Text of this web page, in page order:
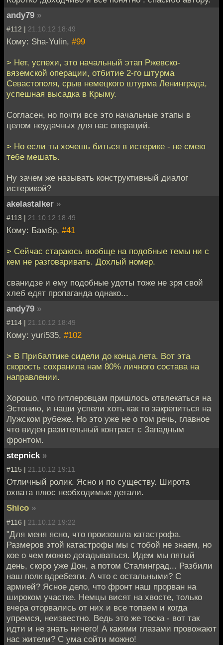
andy79 »
#112 | 21.10.12 18:49
Кому: Sha-Yulin, #99
> Нет, успехи, это начальный этап Ржевско-
вяземской операции, отбитие 2-го штурма
Севастополя, срыв немецкого штурма Ленинграда,
успешная высадка в Крыму.
Согласен, но почти все это начальные этапы в
целом неудачных для нас операций.
> Но если ты хочешь биться в истерике - не смею
тебе мешать.
Ну зачем же называть конструктивный диалог
истерикой?
akelastalker »
#113 | 21.10.12 18:49
Кому: Бамбр, #41
> Сейчас стараюсь вообще на подобные темы ни с
кем не разговаривать. Дохлый номер.
сванидзе и ему подобные удоты тоже не зря свой
хлеб едят пропаганда однако...
andy79 »
#114 | 21.10.12 18:49
Кому: yuri535, #102
> В Прибалтике сидели до конца лета. Вот эта
скорость сохранила нам 80% личного состава на
направлении.
Хорошо, что гитлеровцам пришлось отвлекаться на
Эстонию, и наши успели хоть как то закрепиться на
Лужском рубеже. Но это уже не о том речь, главное
что виден разительный контраст с Западным
фронтом.
stepnick »
#115 | 21.10.12 19:11
Отличный ролик. Ясно и по существу. Широта
охвата плюс необходимые детали.
Shico »
#116 | 21.10.12 19:22
"Для меня ясно, что произошла катастрофа.
Размеров этой катастрофы мы с тобой не знаем, но
кое о чем можно догадываться. Идем мы пятый
день, скоро уже Дон, а потом Сталинград... Разбили
наш полк вдребезги. А что с остальными? С
армией? Ясное дело, что фронт наш прорван на
широком участке. Немцы висят на хвосте, только
вчера оторвались от них и все топаем и когда
упремся, неизвестно. Ведь это же тоска - вот так
идти и не знать ничего! А какими глазами провожают
нас жители? С ума сойти можно!